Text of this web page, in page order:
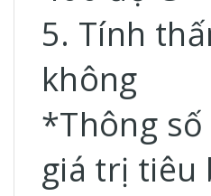
5. Tính
không
*Thông
giá trị tiêu